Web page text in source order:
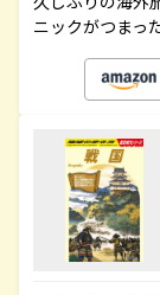
ニックがつまっ